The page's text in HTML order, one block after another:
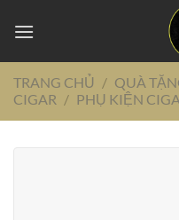
đến
dungTRANG CHỦ / QUÀ
CIGAR / PHỤ KIỆN